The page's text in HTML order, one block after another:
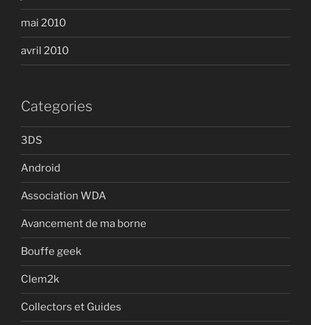
mai 2010
avril 2010
Categories
3DS
Android
Association WDA
Avancement de ma borne
Bouffe geek
Clem2k
Collectors et Guides